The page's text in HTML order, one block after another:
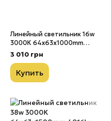
Линейный светильник 16w
3000К 64х63х1000mm
1830lm IP42 подвесной на
тросах Trail 6364 LC-INF-
16w-3К
3 010 грн
Купить